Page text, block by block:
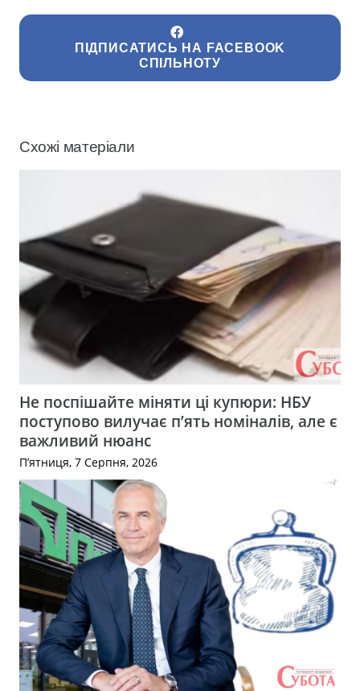
ПІДПИСАТИСЬ НА FACEBOOK
СПІЛЬНОТУ
Схожі матеріали
Не поспішайте міняти ці купюри: НБУ
поступово вилучає п’ять номіналів, але є
важливий нюанс
П’ятниця, 7 Серпня, 2026